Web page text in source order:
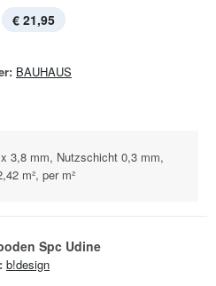
€ 21,95
BAUHAUS
3,8 mm, Nutzschicht 0,3 mm,
m², per m²
Spc Udine
b!design